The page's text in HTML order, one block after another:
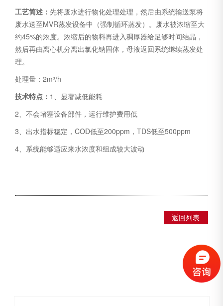
工艺简述： 先将废水进行物化处理处理，然后由系统输送泵将
废水送至MVR蒸发设备中（强制循环蒸发）。废水被浓缩至大
约45%的浓度。浓缩后的物料再进入稠厚器给足够时间结晶，
然后再由离心机分离出氯化钠固体，母液返回系统继续蒸发处
理。
处理量：2m³/h
技术特点： 1、显著减低能耗
2、不会堵塞设备部件，运行维护费用低
3、出水指标稳定，COD低至200ppm，TDS低至500ppm
4、系统能够适应来水浓度和组成较大波动
返回列表